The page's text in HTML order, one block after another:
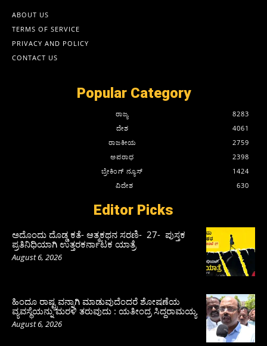
ABOUT US
TERMS OF SERVICE
PRIVACY AND POLICY
CONTACT US
Popular Category
ರಾಜ್ಯ
8283
ದೇಶ
4061
ರಾಜಕೀಯ
2759
ಅಪರಾಧ
2398
ಬ್ರೇಕಿಂಗ್ ನ್ಯೂಸ್
1424
ವಿದೇಶ
630
Editor Picks
ಅದೊಂದು ದೊಡ್ಡ ಕತೆ- ಆತ್ಮಕಥನ ಸರಣಿ- 27- ಪುಸ್ತಕ
ಪ್ರತಿನಿಧಿಯಾಗಿ ಉತ್ತರಕರ್ನಾಟಕ ಯಾತ್ರೆ
August 6, 2026
ಹಿಂದೂ ರಾಷ್ಟ್ರವನ್ನಾಗಿ ಮಾಡುವುದೆಂದರೆ ಶೋಷಣೆಯ
ವ್ಯವಸ್ಥೆಯನ್ನು ಮರಳಿ ತರುವುದು : ಯತೀಂದ್ರ ಸಿದ್ದರಾಮಯ್ಯ
August 6, 2026